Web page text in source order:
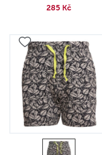
285 Kč